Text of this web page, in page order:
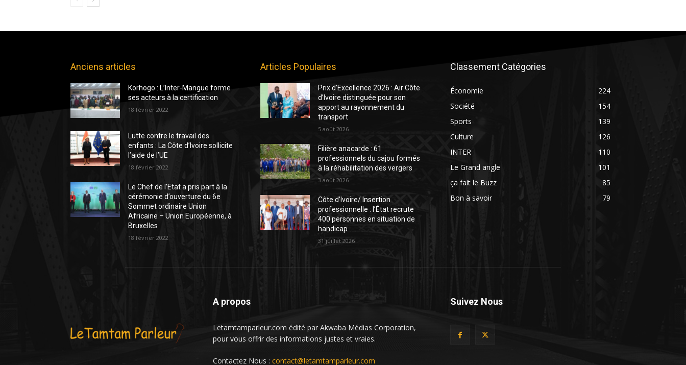
Anciens articles
Korhogo : L’Inter-Mangue forme
ses acteurs à la certification
18 février 2022
Lutte contre le travail des
enfants : La Côte d’Ivoire sollicite
l’aide de l’UE
18 février 2022
Le Chef de l’Etat a pris part à la
cérémonie d’ouverture du 6e
Sommet ordinaire Union
Africaine – Union Européenne, à
Bruxelles
18 février 2022
Articles Populaires
Prix d’Excellence 2026 : Air Côte
d’Ivoire distinguée pour son
apport au rayonnement du
transport
5 août 2026
Filière anacarde : 61
professionnels du cajou formés
à la réhabilitation des vergers
3 août 2026
Côte d’Ivoire/ Insertion
professionnelle : l’État recrute
400 personnes en situation de
handicap
31 juillet 2026
Classement Catégories
Économie
224
Société
154
Sports
139
Culture
126
INTER
110
Le Grand angle
101
ça fait le Buzz
85
Bon à savoir
79
A propos
Letamtamparleur.com édité par Akwaba Médias Corporation,
pour vous offrir des informations justes et vraies.
Contactez Nous : contact@letamtamparleur.com
Suivez Nous